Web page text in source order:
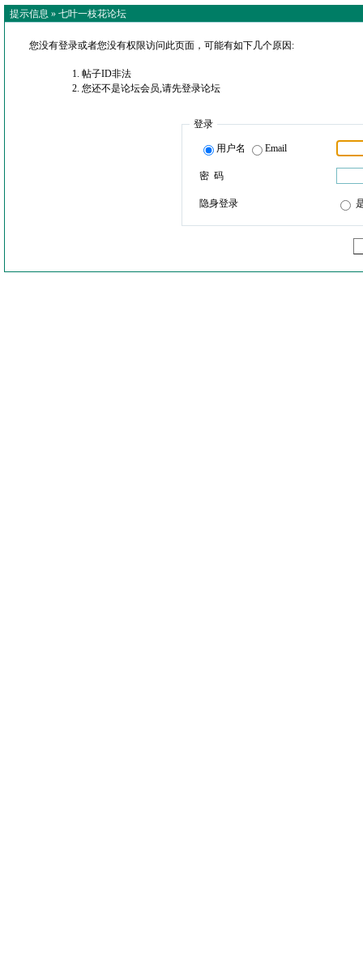
提示信息 » 七叶一枝花论坛
您没有登录或者您没有权限访问此页面，可能有如下几个原因:
帖子ID非法
您还不是论坛会员,请先登录论坛
登录
用户名 Email
密 码
隐身登录